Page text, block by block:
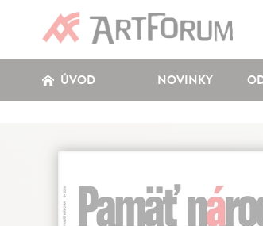
ÚVOD NOVINKY